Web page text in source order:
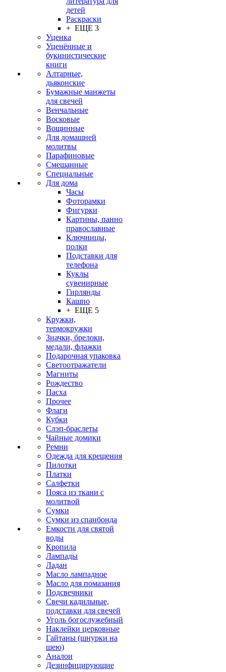
детей
Раскраски
+ ЕЩЕ 3
Уценка
Уценённые и
букинистические
книги
Алтарные,
дьяконские
Бумажные манжеты
для свечей
Венчальные
Восковые
Вощинные
Для домашней
молитвы
Парафиновые
Смешанные
Специальные
Для дома
Часы
Фоторамки
Фигурки
Картины, панно
православные
Ключницы,
полки
Подставки для
телефона
Куклы
сувенирные
Гирлянды
Кашпо
+ ЕЩЕ 5
Кружки,
термокружки
Значки, брелоки,
медали, флажки
Подарочная упаковка
Светоотражатели
Магниты
Рождество
Пасха
Прочее
Флаги
Кубки
Слэп-браслеты
Чайные домики
Ремни
Одежда для крещения
Пилотки
Платки
Салфетки
Пояса из ткани с
молитвой
Сумки
Сумки из спанбонда
Емкости для святой
воды
Кропила
Лампады
Ладан
Масло лампадное
Масло для помазания
Подсвечники
Свечи кадильные,
подставки для свечей
Уголь богослужебный
Наклейки церковные
Гайтаны (шнурки на
шею)
Аналои
Дезинфицирующие